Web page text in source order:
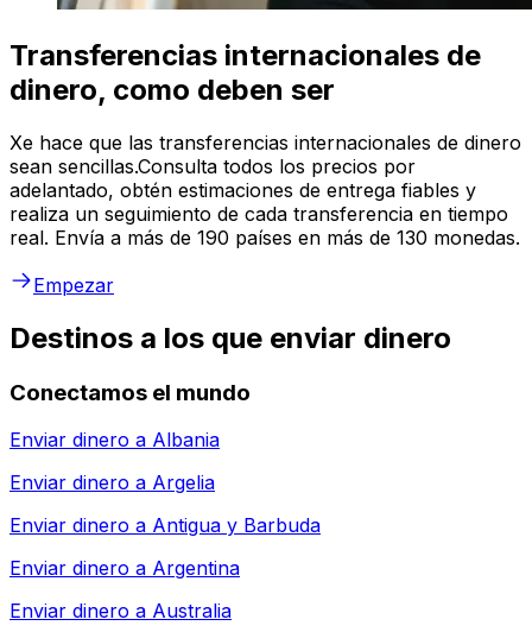
Transferencias internacionales de
dinero, como deben ser
Xe hace que las transferencias internacionales de dinero
sean sencillas.Consulta todos los precios por
adelantado, obtén estimaciones de entrega fiables y
realiza un seguimiento de cada transferencia en tiempo
real. Envía a más de 190 países en más de 130 monedas.
Empezar
Destinos a los que enviar dinero
Conectamos el mundo
Enviar dinero a Albania
Enviar dinero a Argelia
Enviar dinero a Antigua y Barbuda
Enviar dinero a Argentina
Enviar dinero a Australia